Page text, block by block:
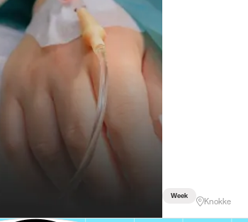
Week
Knokke